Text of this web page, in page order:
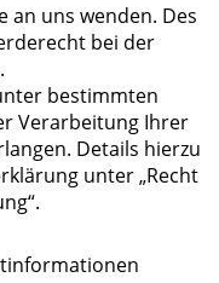
an uns wenden. Des
bei der
bestimmten
Verarbeitung Ihrer
Details hierzu
unter „Recht